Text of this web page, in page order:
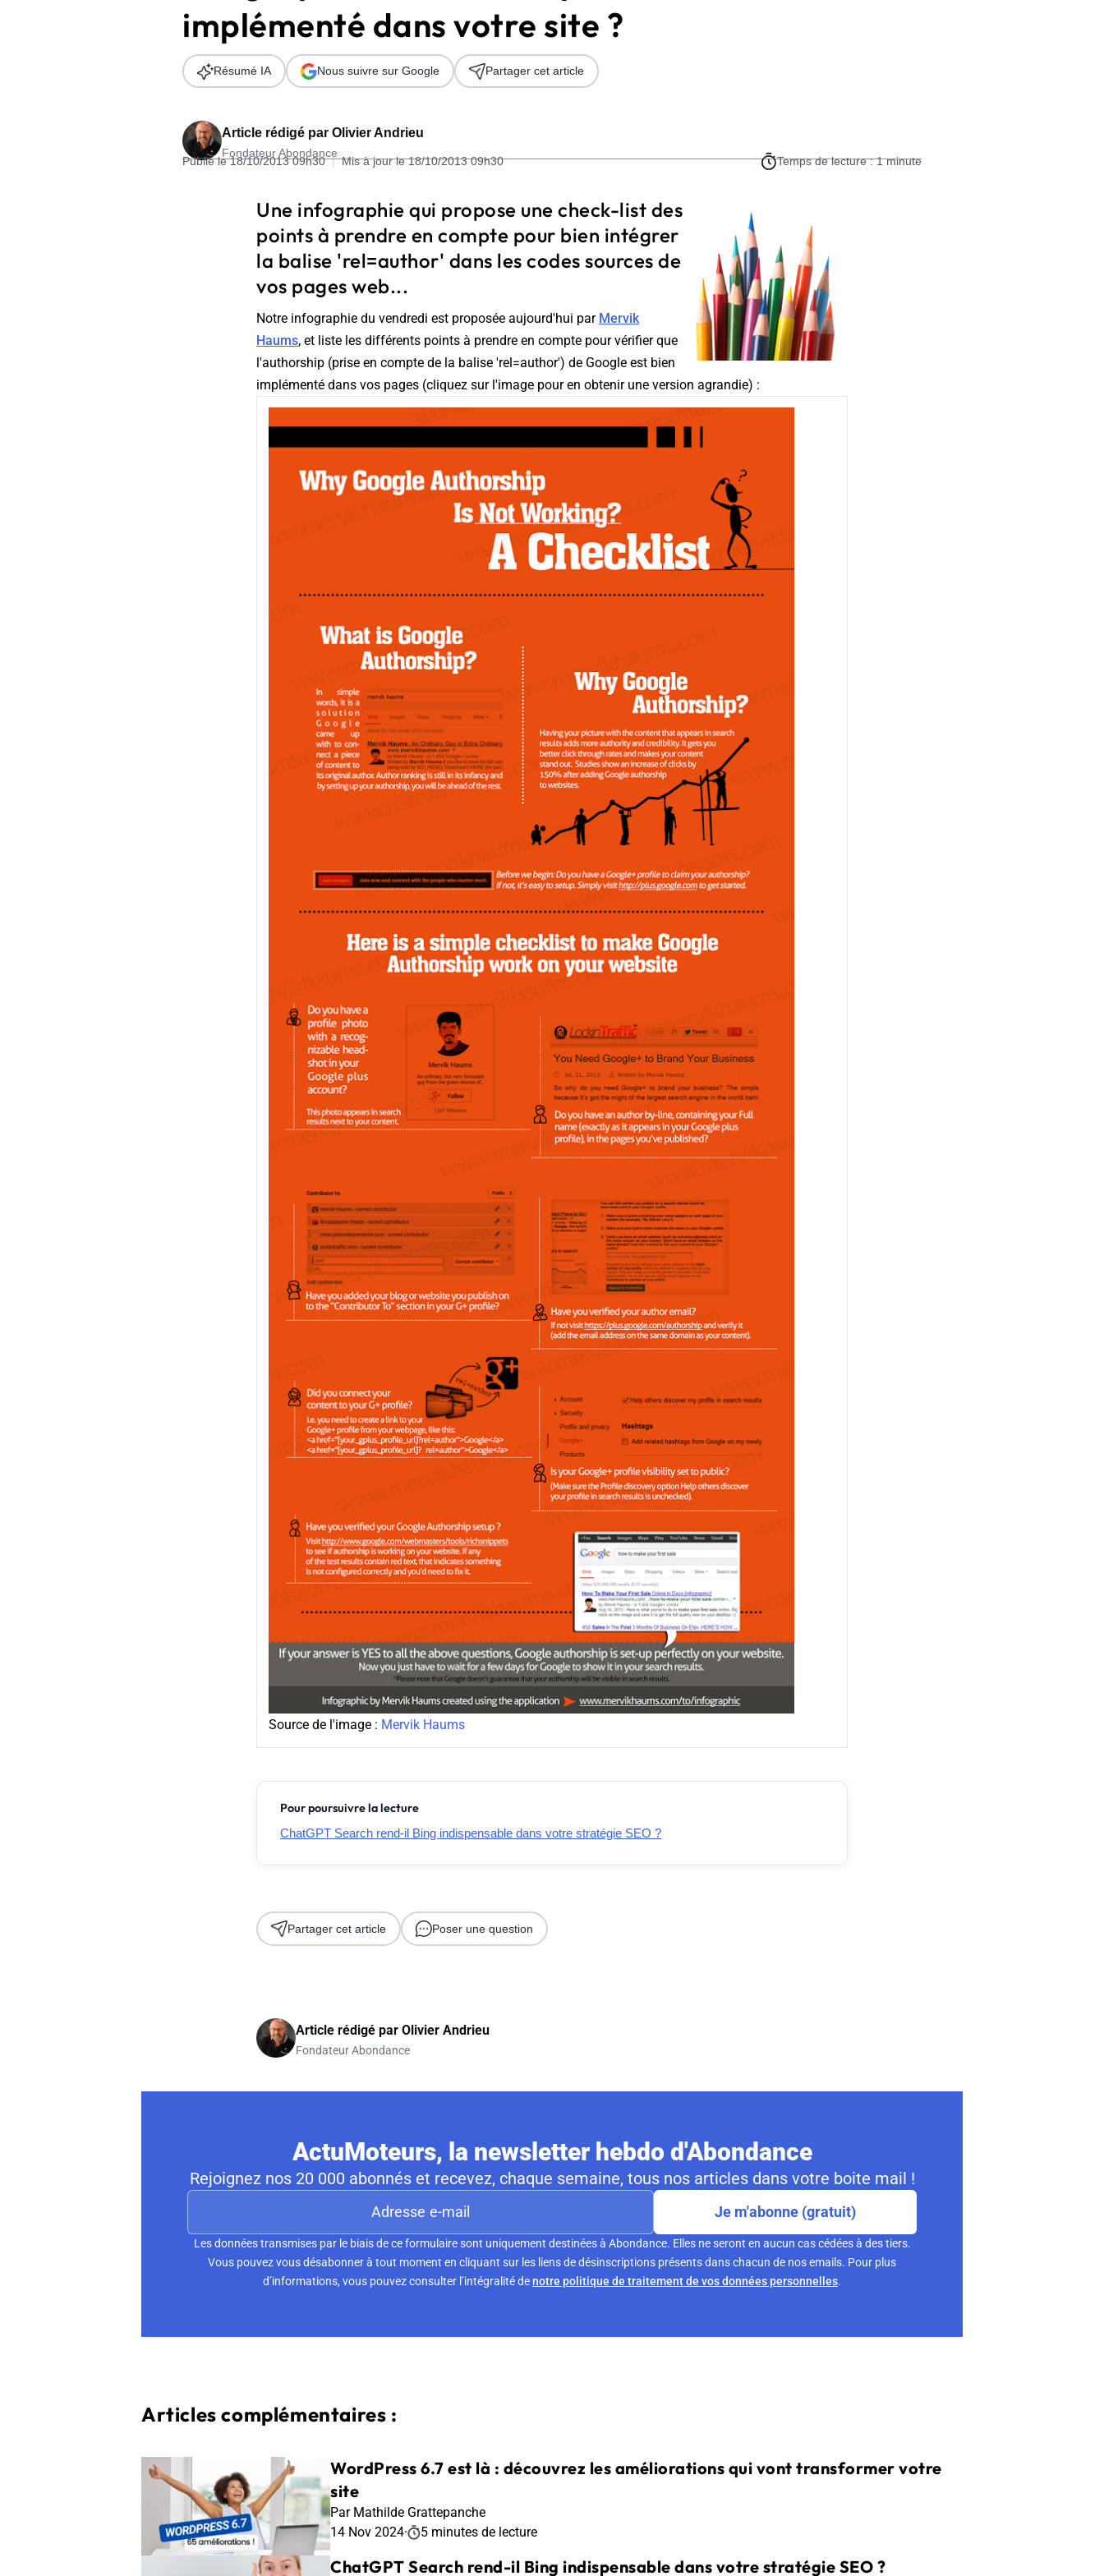
Télécharger l'Ebook
Formation SEO & GEO - Edition 2026
implémenté dans votre site ?
Article rédigé par Olivier Andrieu
Fondateur Abondance
Publié le 18/10/2013 09h30 | Mis à jour le 18/10/2013 09h30 Temps de lecture : 1 minute
Résumé IA Nous suivre sur Google Partager cet article
Une infographie qui propose une check-list des
points à prendre en compte pour bien intégrer
la balise 'rel=author' dans les codes sources de
vos pages web...
Notre infographie du vendredi est proposée aujourd'hui par Mervik
Haums, et liste les différents points à prendre en compte pour vérifier que
l'authorship (prise en compte de la balise 'rel=author') de Google est bien
implémenté dans vos pages (cliquez sur l'image pour en obtenir une version agrandie) :
Source de l'image : Mervik Haums
Pour poursuivre la lecture
ChatGPT Search rend-il Bing indispensable dans votre stratégie SEO ?
Partager cet article Poser une question
Article rédigé par Olivier Andrieu
Fondateur Abondance
ActuMoteurs, la newsletter hebdo d'Abondance
Rejoignez nos 20 000 abonnés et recevez, chaque semaine, tous nos articles dans votre boite mail !
Je m'abonne (gratuit)
Les données transmises par le biais de ce formulaire sont uniquement destinées à Abondance. Elles ne seront en aucun cas cédées à des tiers.
Vous pouvez vous désabonner à tout moment en cliquant sur les liens de désinscriptions présents dans chacun de nos emails. Pour plus
d’informations, vous pouvez consulter l’intégralité denotre politique de traitement de vos données personnelles.
Articles complémentaires :
WordPress 6.7 est là : découvrez les améliorations qui vont transformer votre
site
Par Mathilde Grattepanche
14 Nov 2024· 5 minutes de lecture
ChatGPT Search rend-il Bing indispensable dans votre stratégie SEO ?